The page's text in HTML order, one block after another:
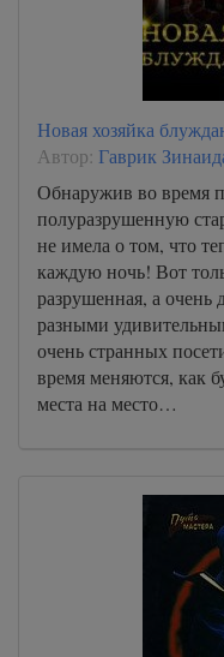
Новая хозяйка
Автор: Гаврик
Обнаружив во время
полуразрушенную
не имела о том, что
каждую ночь! Вот
разрушенная, а очень
разными
очень странных
время меняются, как
места на место…